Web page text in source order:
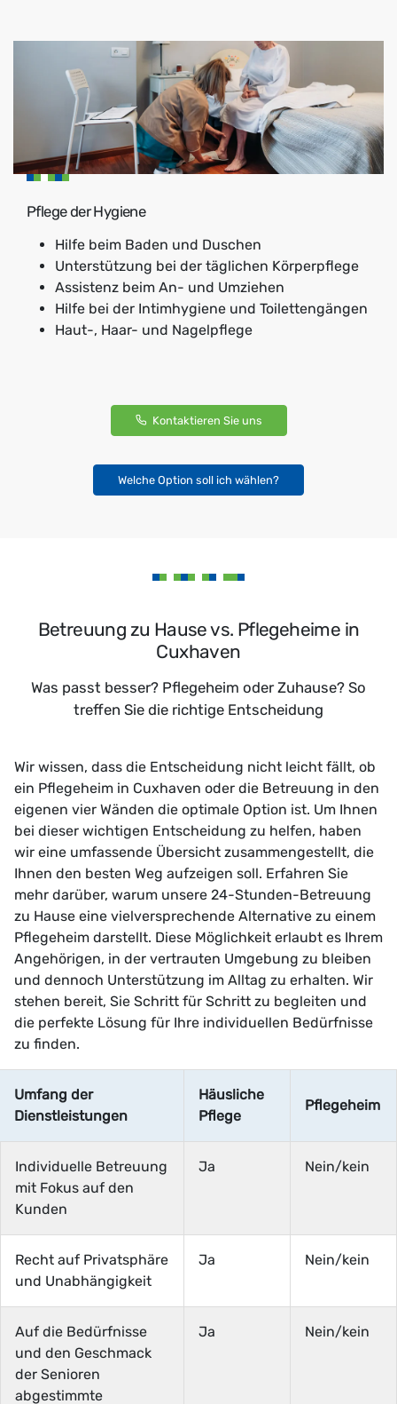
Pflege der Hygiene
Hilfe beim Baden und Duschen
Unterstützung bei der täglichen Körperpflege
Assistenz beim An- und Umziehen
Hilfe bei der Intimhygiene und Toilettengängen
Haut-, Haar- und Nagelpflege
Kontaktieren Sie uns
Welche Option soll ich wählen?
Betreuung zu Hause vs. Pflegeheime in
Cuxhaven
Was passt besser? Pflegeheim oder Zuhause? So
treffen Sie die richtige Entscheidung
Wir wissen, dass die Entscheidung nicht leicht fällt, ob
ein Pflegeheim in Cuxhaven oder die Betreuung in den
eigenen vier Wänden die optimale Option ist. Um Ihnen
bei dieser wichtigen Entscheidung zu helfen, haben
wir eine umfassende Übersicht zusammengestellt, die
Ihnen den besten Weg aufzeigen soll. Erfahren Sie
mehr darüber, warum unsere 24-Stunden-Betreuung
zu Hause eine vielversprechende Alternative zu einem
Pflegeheim darstellt. Diese Möglichkeit erlaubt es Ihrem
Angehörigen, in der vertrauten Umgebung zu bleiben
und dennoch Unterstützung im Alltag zu erhalten. Wir
stehen bereit, Sie Schritt für Schritt zu begleiten und
die perfekte Lösung für Ihre individuellen Bedürfnisse
zu finden.
Umfang der
Dienstleistungen
Häusliche
Pflege
Pflegeheim
Individuelle Betreuung
mit Fokus auf den
Kunden
Ja Nein/kein
Recht auf Privatsphäre
und Unabhängigkeit
Ja Nein/kein
Auf die Bedürfnisse
und den Geschmack
der Senioren
abgestimmte
Ja Nein/kein